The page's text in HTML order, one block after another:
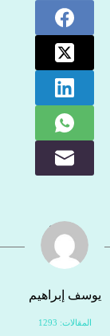
يوسف إبراهيم
المقالات: 1293